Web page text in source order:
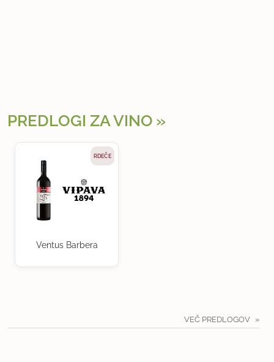
PREDLOGI ZA VINO
RDEČE
Ventus Barbera
VEČ PREDLOGOV